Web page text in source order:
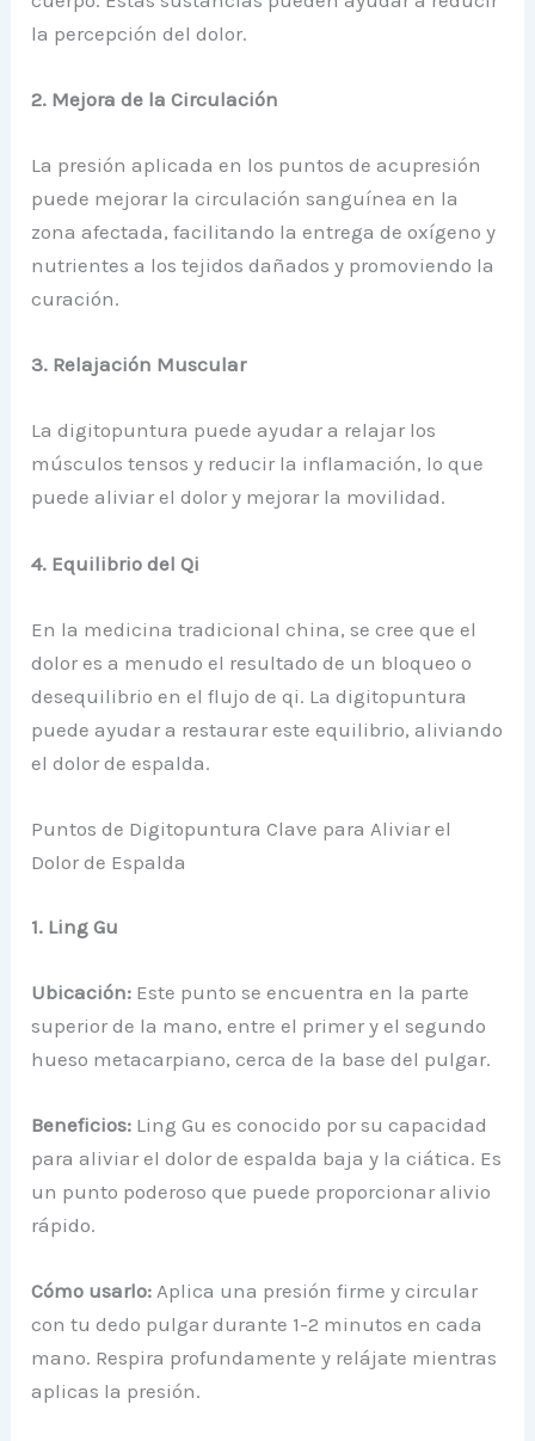
la percepción del dolor.
2. Mejora de la Circulación
La presión aplicada en los puntos de acupresión
puede mejorar la circulación sanguínea en la
zona afectada, facilitando la entrega de oxígeno y
nutrientes a los tejidos dañados y promoviendo la
curación.
3. Relajación Muscular
La digitopuntura puede ayudar a relajar los
músculos tensos y reducir la inflamación, lo que
puede aliviar el dolor y mejorar la movilidad.
4. Equilibrio del Qi
En la medicina tradicional china, se cree que el
dolor es a menudo el resultado de un bloqueo o
desequilibrio en el flujo de qi. La digitopuntura
puede ayudar a restaurar este equilibrio, aliviando
el dolor de espalda.
Puntos de Digitopuntura Clave para Aliviar el
Dolor de Espalda
1. Ling Gu
Ubicación: Este punto se encuentra en la parte
superior de la mano, entre el primer y el segundo
hueso metacarpiano, cerca de la base del pulgar.
Beneficios: Ling Gu es conocido por su capacidad
para aliviar el dolor de espalda baja y la ciática. Es
un punto poderoso que puede proporcionar alivio
rápido.
Cómo usarlo: Aplica una presión firme y circular
con tu dedo pulgar durante 1-2 minutos en cada
mano. Respira profundamente y relájate mientras
aplicas la presión.